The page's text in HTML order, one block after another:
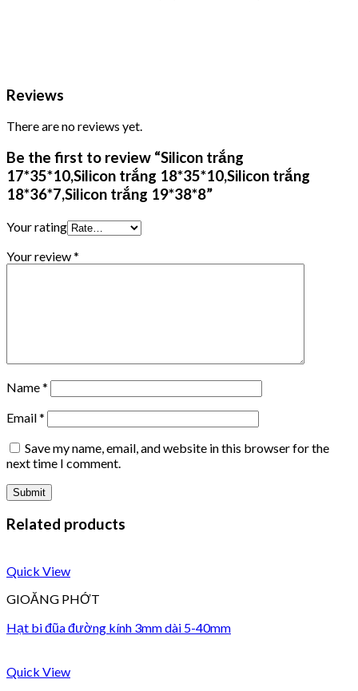
Reviews
There are no reviews yet.
Be the first to review “Silicon trắng
17*35*10,Silicon trắng 18*35*10,Silicon trắng
18*36*7,Silicon trắng 19*38*8”
Your rating
Your review*
Name*
Email*
Save my name, email, and website in this browser for the
next time I comment.
Related products
Quick View
GIOĂNG PHỚT
Hạt bi đũa đường kính 3mm dài 5-40mm
Quick View